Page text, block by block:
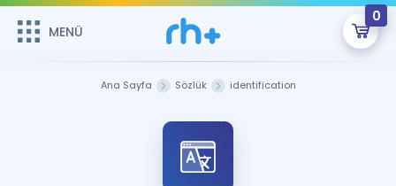
MENÜ
0
Sepetin Şu An Boş.
Remzi Hoca ile seni sınava hazırlayacak onlarca eğitim seni
bekliyor!
MENÜ
Ana Sayfa Sözlük identification